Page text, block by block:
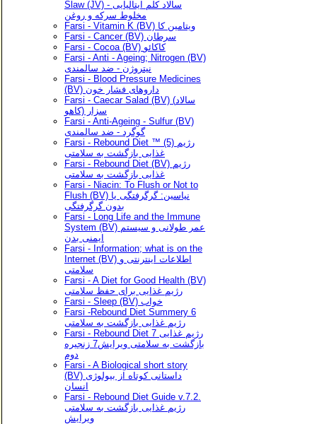
Slaw (JV) سالاد کلم ایتالیایی -
مخلوط سرکه و روغن
Farsi - Vitamin K (BV) ویتامین کا
Farsi - Cancer (BV) سرطان
Farsi - Cocoa (BV) کاکائو
Farsi - Anti - Ageing; Nitrogen (BV)
نیتروژن - ضد سالمندی
Farsi - Blood Pressure Medicines
(BV) داروهای فشار خون
Farsi - Caecar Salad (BV) (سالاد
سزار (کاهو
Farsi - Anti-Ageing - Sulfur (BV)
گوگرد - ضد سالمندی
Farsi - Rebound Diet ™ (5) رژیم
غذایی بازگشت به سلامتی
Farsi - Rebound Diet (BV) رژیم
غذایی بازگشت به سلامتی
Farsi - Niacin: To Flush or Not to
Flush (BV) نیاسین: گرگرفتگی یا
بدون گرگرفتگی
Farsi - Long Life and the Immune
System (BV) عمر طولانی و سیستم
ایمنی بدن
Farsi - Information; what is on the
Internet (BV) اطلاعات اینترنتی و
سلامتی
Farsi - A Diet for Good Health (BV)
رژیم غذایی برای حفظ سلامتی
Farsi - Sleep (BV) خواب
Farsi -Rebound Diet Summery 6
رژیم غذایی بازگشت به سلامتی
Farsi - Rebound Diet 7 رژیم غذایی
بازگشت به سلامتی ویرایش7 زنجیره
دوم
Farsi - A Biological short story
(BV) داستانی کوتاه از بیولوژی
انسان
Farsi - Rebound Diet Guide v.7.2.
رژیم غذایی بازگشت به سلامتی
ویرایش